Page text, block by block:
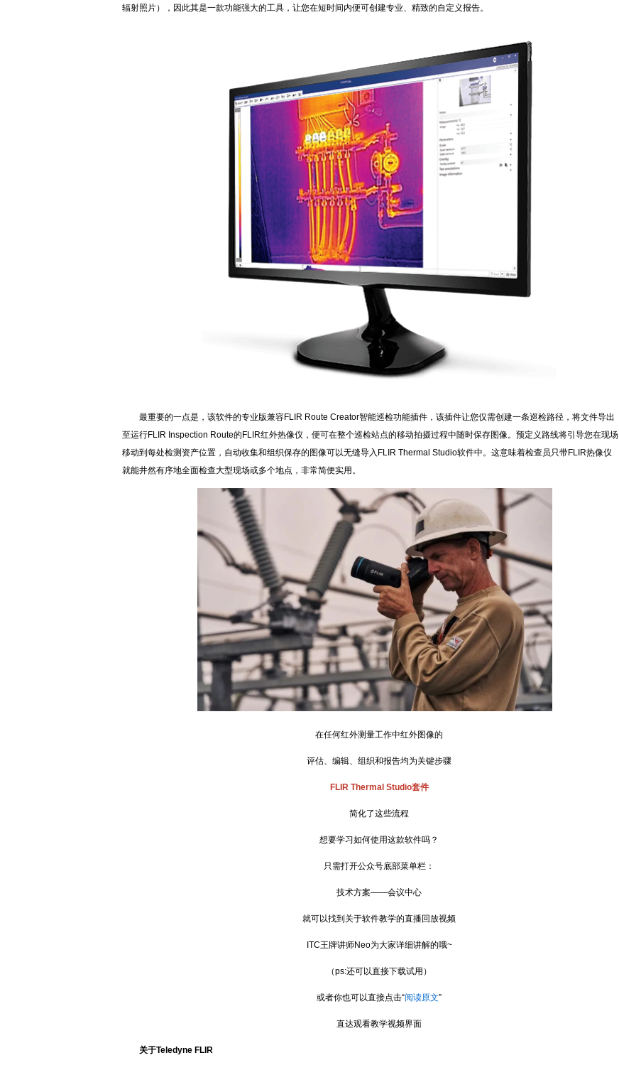
辐射照片），因此其是一款功能强大的工具，让您在短时间内便可创建专业、精致的自定义报告。
最重要的一点是，该软件的专业版兼容FLIR Route Creator智能巡检功能插件，该插件让您仅需创建一条巡检路径，将文件导出
至运行FLIR Inspection Route的FLIR红外热像仪，便可在整个巡检站点的移动拍摄过程中随时保存图像。预定义路线将引导您在现场
移动到每处检测资产位置，自动收集和组织保存的图像可以无缝导入FLIR Thermal Studio软件中。这意味着检查员只带FLIR热像仪
就能井然有序地全面检查大型现场或多个地点，非常简便实用。
在任何红外测量工作中红外图像的
评估、编辑、组织和报告均为关键步骤
FLIR Thermal Studio套件
简化了这些流程
想要学习如何使用这款软件吗？
只需打开公众号底部菜单栏：
技术方案——会议中心
就可以找到关于软件教学的直播回放视频
ITC王牌讲师Neo为大家详细讲解的哦~
（ps:还可以直接下载试用）
或者你也可以直接点击“阅读原文”
直达观看教学视频界面
关于Teledyne FLIR